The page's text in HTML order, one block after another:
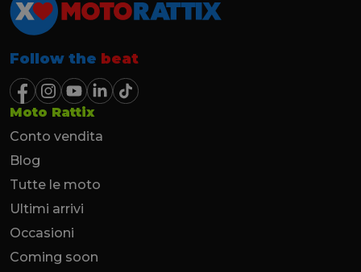
Follow the beat
Moto Rattix
Conto vendita
Blog
Tutte le moto
Ultimi arrivi
Occasioni
Coming soon